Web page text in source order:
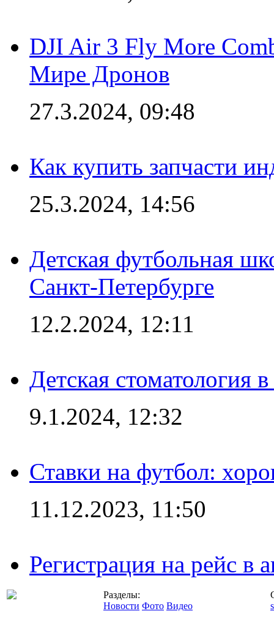
DJI Air 3 Fly More
Мире Дронов
27.3.2024, 09:48
Как купить запчасти
25.3.2024, 14:56
Детская футбольная
Санкт-Петербурге
12.2.2024, 12:11
Детская стоматология
9.1.2024, 12:32
Ставки на футбол:
11.12.2023, 11:50
Регистрация на рейс в
Разделы:
Новости Фото Видео